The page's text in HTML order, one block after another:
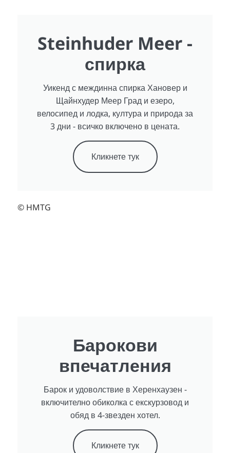
Steinhuder Meer -
спирка
Уикенд с междинна спирка Хановер и
Щайнхудер Меер Град и езеро,
велосипед и лодка, култура и природа за
3 дни - всичко включено в цената.
Кликнете тук
© HMTG
Барокови
впечатления
Барок и удоволствие в Херенхаузен -
включително обиколка с екскурзовод и
обяд в 4-звезден хотел.
Кликнете тук